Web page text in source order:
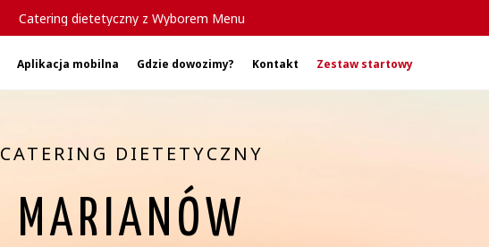
Catering dietetyczny z Wyborem Menu
Aplikacja mobilna Gdzie dowozimy? Kontakt Zestaw startowy
CATERING DIETETYCZNY
MARIANÓW